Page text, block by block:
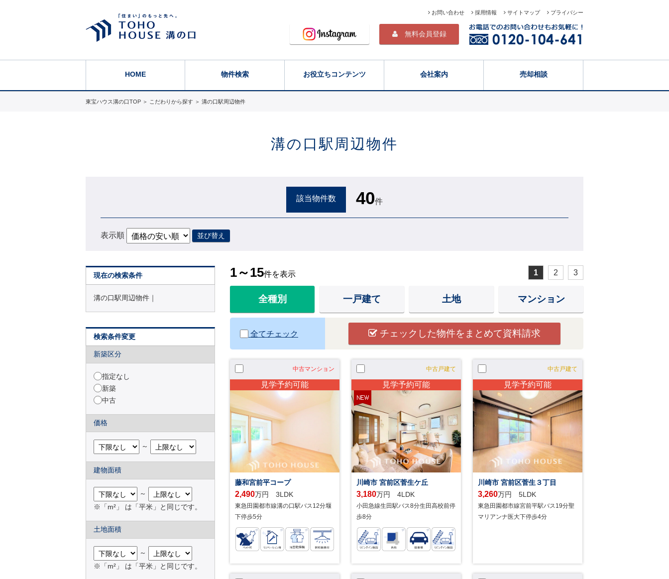
無料会員登録
お問い合わせ 採用情報 サイトマップ プライバシー
HOME 物件検索 お役立ちコンテンツ 会社案内 売却相談
東宝ハウス溝の口TOP ＞ こだわりから探す ＞ 溝の口駅周辺物件
溝の口駅周辺物件
該当物件数 40件
表示順 並び替え
1～15件を表示 1 2 3
全種別 一戸建て 土地 マンション
全てチェック チェックした物件をまとめて資料請求
中古マンション
見学予約可能
藤和宮前平コープ
2,490万円 3LDK
東急田園都市線溝の口駅バス12分堰
下停歩5分
中古戸建て
見学予約可能
川崎市 宮前区菅生ケ丘
3,180万円 4LDK
小田急線生田駅バス8分生田高校前停
歩8分
中古戸建て
見学予約可能
川崎市 宮前区菅生３丁目
3,260万円 5LDK
東急田園都市線宮前平駅バス19分聖
マリアンナ医大下停歩4分
現在の検索条件
溝の口駅周辺物件｜
検索条件変更
新築区分
指定なし
新築
中古
価格
～
建物面積
～
※「m²」 は「平米」と同じです。
土地面積
～
※「m²」 は「平米」と同じです。